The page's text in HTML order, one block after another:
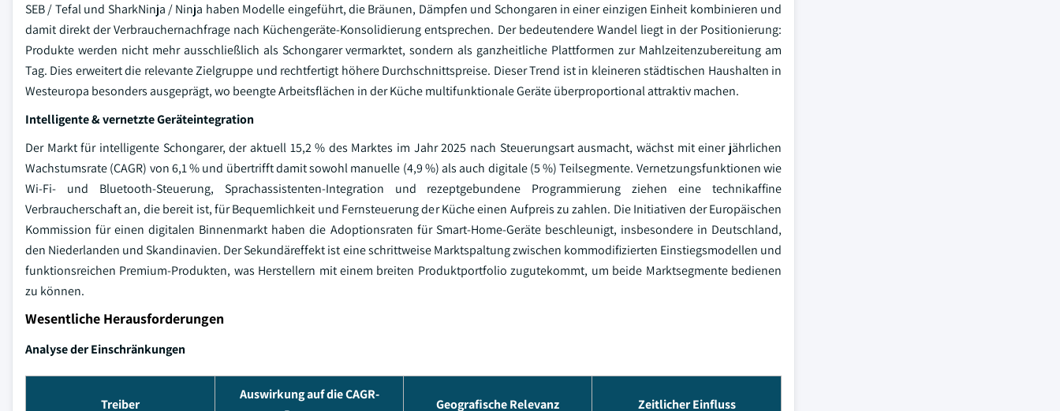
SEB / Tefal und SharkNinja / Ninja haben Modelle eingeführt, die Bräunen, Dämpfen und Schongaren in einer einzigen Einheit kombinieren und
damit direkt der Verbrauchernachfrage nach Küchengeräte-Konsolidierung entsprechen. Der bedeutendere Wandel liegt in der Positionierung:
Produkte werden nicht mehr ausschließlich als Schongarer vermarktet, sondern als ganzheitliche Plattformen zur Mahlzeitenzubereitung am
Tag. Dies erweitert die relevante Zielgruppe und rechtfertigt höhere Durchschnittspreise. Dieser Trend ist in kleineren städtischen Haushalten in
Westeuropa besonders ausgeprägt, wo beengte Arbeitsflächen in der Küche multifunktionale Geräte überproportional attraktiv machen.
Intelligente & vernetzte Geräteintegration
Der Markt für intelligente Schongarer, der aktuell 15,2 % des Marktes im Jahr 2025 nach Steuerungsart ausmacht, wächst mit einer jährlichen
Wachstumsrate (CAGR) von 6,1 % und übertrifft damit sowohl manuelle (4,9 %) als auch digitale (5 %) Teilsegmente. Vernetzungsfunktionen wie
Wi-Fi- und Bluetooth-Steuerung, Sprachassistenten-Integration und rezeptgebundene Programmierung ziehen eine technikaffine
Verbraucherschaft an, die bereit ist, für Bequemlichkeit und Fernsteuerung der Küche einen Aufpreis zu zahlen. Die Initiativen der Europäischen
Kommission für einen digitalen Binnenmarkt haben die Adoptionsraten für Smart-Home-Geräte beschleunigt, insbesondere in Deutschland,
den Niederlanden und Skandinavien. Der Sekundäreffekt ist eine schrittweise Marktspaltung zwischen kommodifizierten Einstiegsmodellen und
funktionsreichen Premium-Produkten, was Herstellern mit einem breiten Produktportfolio zugutekommt, um beide Marktsegmente bedienen
zu können.
Wesentliche Herausforderungen
Analyse der Einschränkungen
Treiber
Auswirkung auf die CAGR-
Geografische Relevanz Zeitlicher Einfluss